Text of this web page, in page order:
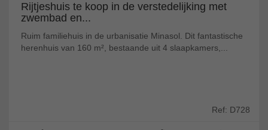
Rijtjeshuis te koop in de verstedelijking met
zwembad en...
Ruim familiehuis in de urbanisatie Minasol. Dit fantastische
herenhuis van 160 m², bestaande uit 4 slaapkamers,...
Ref: D728